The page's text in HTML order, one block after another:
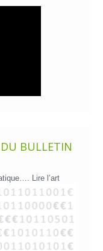
BULLETIN
Lire l’art